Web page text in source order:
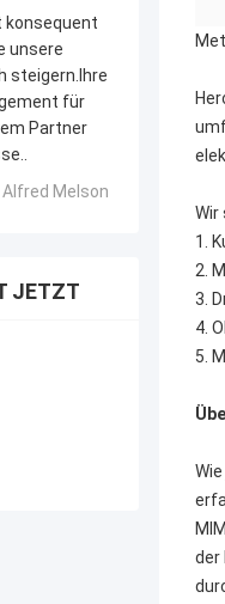
konsequent
unsere
steigern.Ihre
für
Partner
Melson
JETZT
Wir
1.
2.
3.
4.
5.
der